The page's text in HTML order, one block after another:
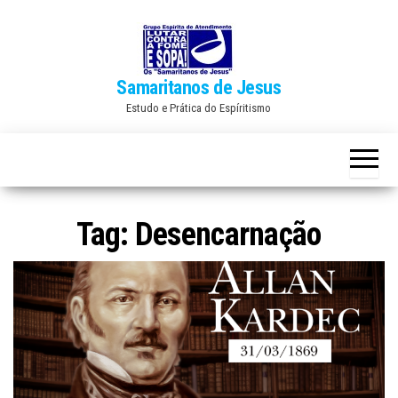
Samaritanos de Jesus
Estudo e Prática do Espíritismo
Tag: Desencarnação